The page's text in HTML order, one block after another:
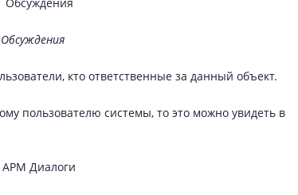
Обсуждения
кто ответственные за данный объект.
пользователю системы, то это можно увидеть в